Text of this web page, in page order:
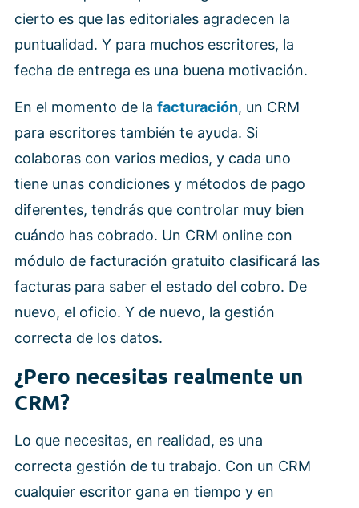
cierto es que las editoriales agradecen la
puntualidad. Y para muchos escritores, la
fecha de entrega es una buena motivación.
En el momento de la facturación, un CRM
para escritores también te ayuda. Si
colaboras con varios medios, y cada uno
tiene unas condiciones y métodos de pago
diferentes, tendrás que controlar muy bien
cuándo has cobrado. Un CRM online con
módulo de facturación gratuito clasificará las
facturas para saber el estado del cobro. De
nuevo, el oficio. Y de nuevo, la gestión
correcta de los datos.
¿Pero necesitas realmente un
CRM?
Lo que necesitas, en realidad, es una
correcta gestión de tu trabajo. Con un CRM
cualquier escritor gana en tiempo y en